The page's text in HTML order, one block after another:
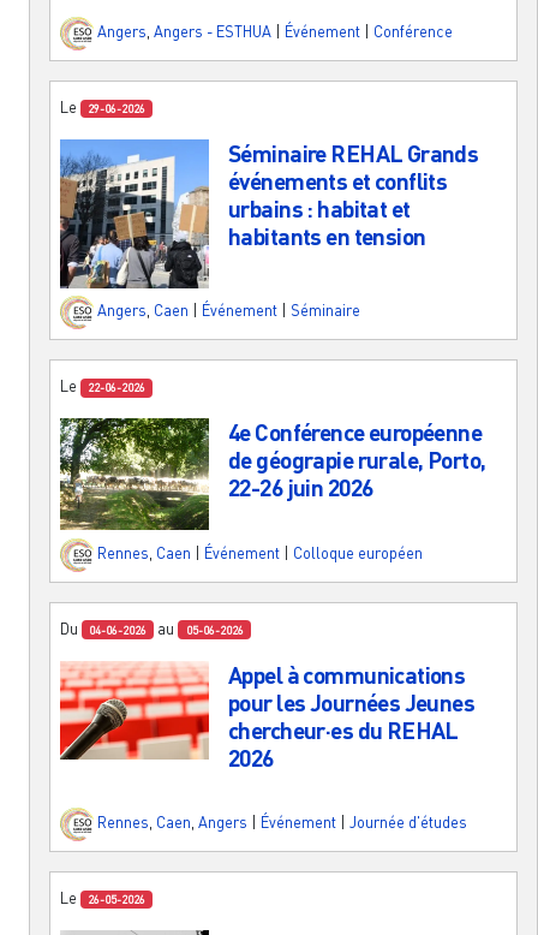
Angers Angers - ESTHUA Événement Conférence
Le 29-06-2026
Séminaire REHAL Grands
événements et conflits
urbains : habitat et
habitants en tension
Angers, Caen Événement Séminaire
Le 22-06-2026
4e Conférence européenne
de géograpie rurale, Porto,
22-26 juin 2026
Rennes Caen Événement Colloque européen
Du 04-06-2026 au 05-06-2026
Appel à communications
pour les Journées Jeunes
chercheur·es du REHAL
2026
Rennes, Caen, Angers Événement Journée d'études
Le 26-05-2026